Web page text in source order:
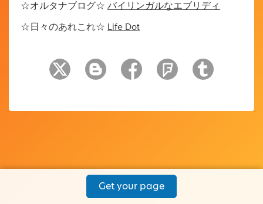
☆オルタナブログ☆ バイリンガルなエブリディ
☆日々のあれこれ☆ Life Dot
Get your page